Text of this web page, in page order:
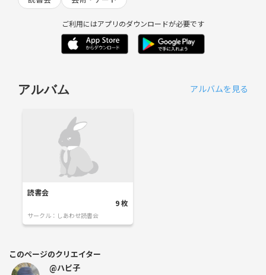
ご利用にはアプリのダウンロードが必要です
アルバム アルバムを見る
読書会
9枚
サークル： しあわせ読書会
このページのクリエイター
@ハピ子